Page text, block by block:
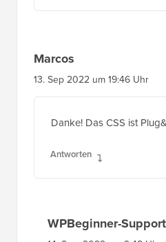
Marcos
13. Sep 2022 um 19:46 Uhr
Danke! Das CSS ist
Antworten
WPBeginner-Support